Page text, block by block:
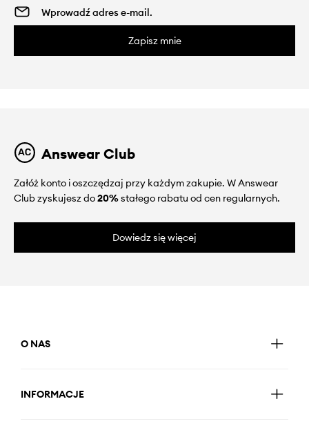
Zapisz mnie
Answear Club
Załóż konto i oszczędzaj przy każdym zakupie. W Answear
Club zyskujesz do20%stałego rabatu od cen regularnych.
Dowiedz się więcej
O NAS
INFORMACJE